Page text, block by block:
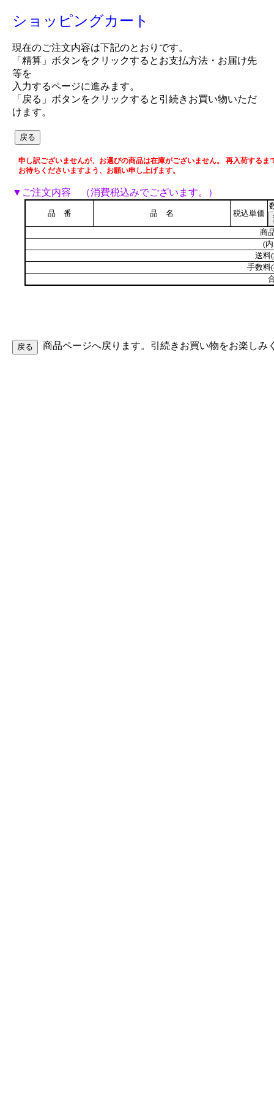
ショッピングカート
現在のご注文内容は下記のとおりです。
「精算」ボタンをクリックするとお支払方法・お届け先
等を
入力するページに進みます。
「戻る」ボタンをクリックすると引続きお買い物いただ
けます。
申し訳ございませんが、お選びの商品は在庫がございません。 再入荷するま
お待ちくださいますよう、お願い申し上げます。
▼ご注文内容 （消費税込みでございます。）
品 番 品 名 税込単価
商
(
送料
手数料
商品ページへ戻ります。引続きお買い物をお楽しみ